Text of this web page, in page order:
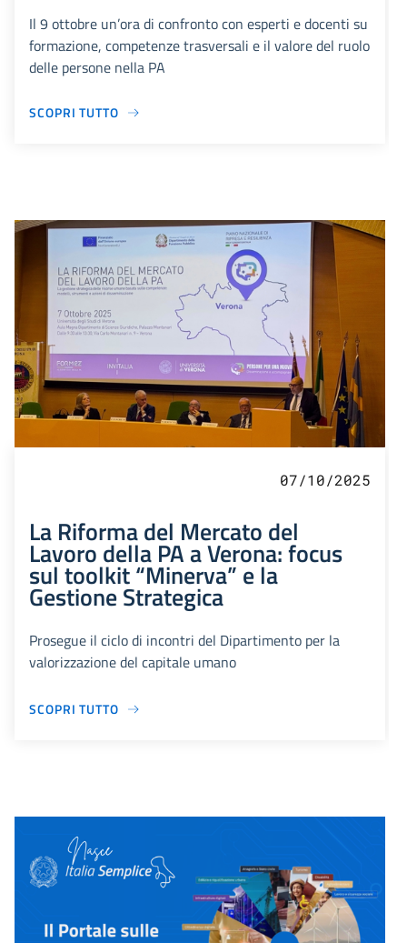
Il 9 ottobre un’ora di confronto con esperti e docenti su
formazione, competenze trasversali e il valore del ruolo
delle persone nella PA
SCOPRI TUTTO
07/10/2025
La Riforma del Mercato del
Lavoro della PA a Verona: focus
sul toolkit “Minerva” e la
Gestione Strategica
Prosegue il ciclo di incontri del Dipartimento per la
valorizzazione del capitale umano
SCOPRI TUTTO